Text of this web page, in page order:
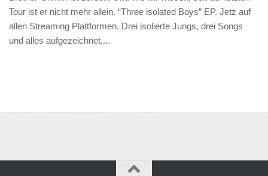
Tour ist er nicht mehr allein. “Three isolated Boys” EP. Jetz auf
allen Streaming Plattformen. Drei isolierte Jungs, drei Songs
und alles aufgezeichnet,...